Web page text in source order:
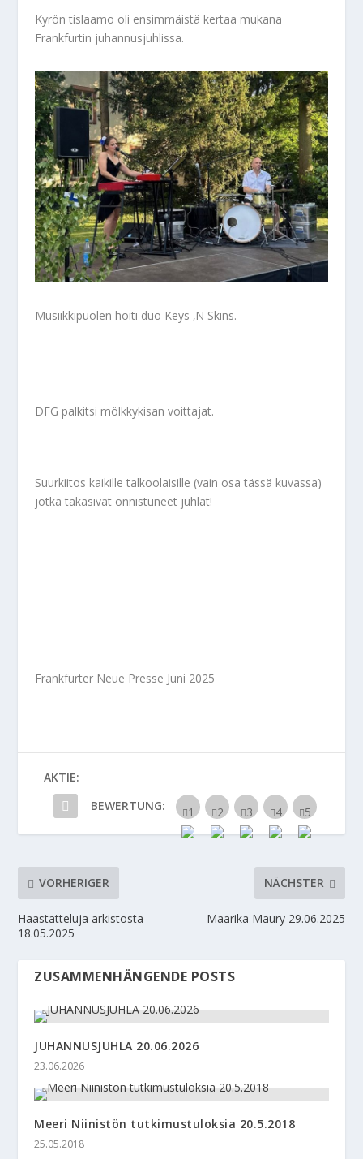
Kyrön tislaamo oli ensimmäistä kertaa mukana
Frankfurtin juhannusjuhlissa.
Musiikkipuolen hoiti duo Keys ‚N Skins.
DFG palkitsi mölkkykisan voittajat.
Suurkiitos kaikille talkoolaisille (vain osa tässä kuvassa)
jotka takasivat onnistuneet juhlat!
Frankfurter Neue Presse Juni 2025
AKTIE:
BEWERTUNG:
VORHERIGER
Haastatteluja arkistosta
18.05.2025
NÄCHSTER
Maarika Maury 29.06.2025
ZUSAMMENHÄNGENDE POSTS
JUHANNUSJUHLA 20.06.2026
23.06.2026
Meeri Niinistön tutkimustuloksia 20.5.2018
25.05.2018